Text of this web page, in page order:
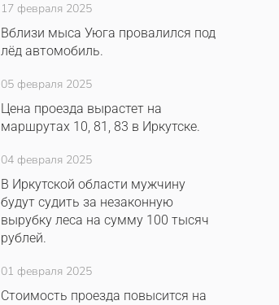
17 февраля 2025
Вблизи мыса Уюга провалился под
лёд автомобиль.
05 февраля 2025
Цена проезда вырастет на
маршрутах 10, 81, 83 в Иркутске.
04 февраля 2025
В Иркутской области мужчину
будут судить за незаконную
вырубку леса на сумму 100 тысяч
рублей.
01 февраля 2025
Стоимость проезда повысится на